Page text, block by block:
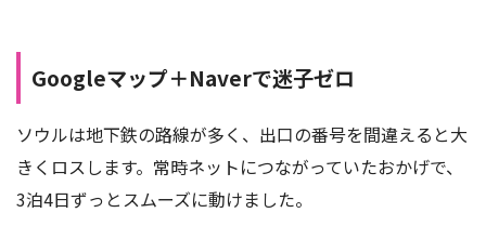
Googleマップ＋Naverで迷子ゼロ
ソウルは地下鉄の路線が多く、出口の番号を間違えると大
きくロスします。常時ネットにつながっていたおかげで、
3泊4日ずっとスムーズに動けました。